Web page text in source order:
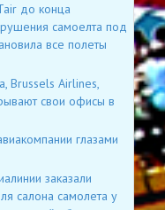
до конца
самоелта под
все полеты
Brussels Airlines,
свои офисы в
глазами
заказали
салона самолета у